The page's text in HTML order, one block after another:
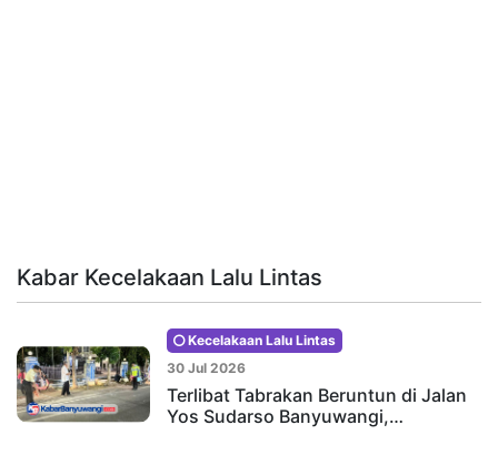
Kabar Kecelakaan Lalu Lintas
Kecelakaan Lalu Lintas
30 Jul 2026
Terlibat Tabrakan Beruntun di Jalan
Yos Sudarso Banyuwangi,…